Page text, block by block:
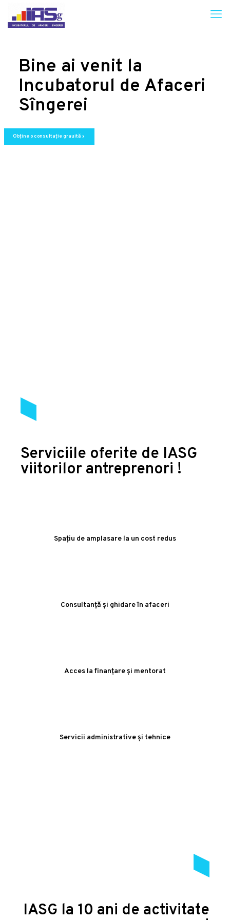
Bine ai venit la
Incubatorul de Afaceri
Sîngerei
Obține o consultație grauită chevron_right
Serviciile oferite de IASG
viitorilor antreprenori !
Spațiu de amplasare la un cost redus
Consultanță și ghidare în afaceri
Acces la finanțare și mentorat
Servicii administrative și tehnice
IASG la 10 ani de activitate